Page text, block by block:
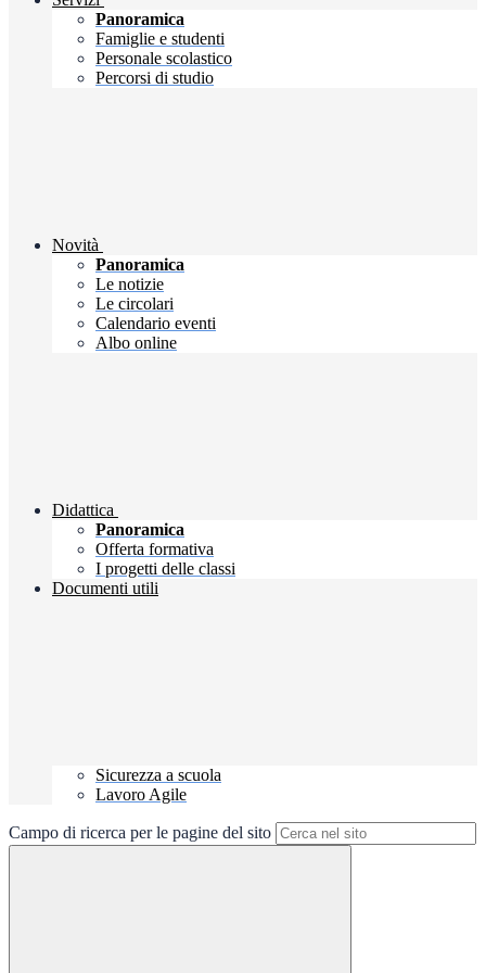
Panoramica
Famiglie e studenti
Personale scolastico
Percorsi di studio
Novità
Panoramica
Le notizie
Le circolari
Calendario eventi
Albo online
Didattica
Panoramica
Offerta formativa
I progetti delle classi
Documenti utili
Sicurezza a scuola
Lavoro Agile
Campo di ricerca per le pagine del sito